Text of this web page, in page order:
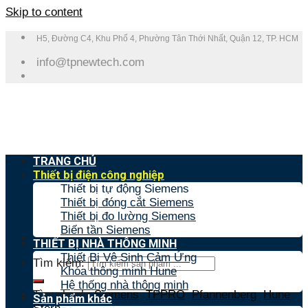
Skip to content
H5, Đường C4, Khu Phố 4, Phường Tân Thới Nhất, Quận 12, TP. HCM
info@tpnewtech.com
Tìm kiếm:
Tìm nhanh:Siemens,TPPRO,Pfannenberg,Hune,
TRANG CHỦ
Thiết bị điện công nghiệp
Thiết bị tự động Siemens
Thiết bị đóng cắt Siemens
Thiết bị đo lường Siemens
Biến tần Siemens
THIẾT BỊ NHÀ THÔNG MINH
Thiết Bị Vệ Sinh Cảm Ứng
Khóa thông minh Hune
Hệ thống nhà thông minh
Sản phẩm khác